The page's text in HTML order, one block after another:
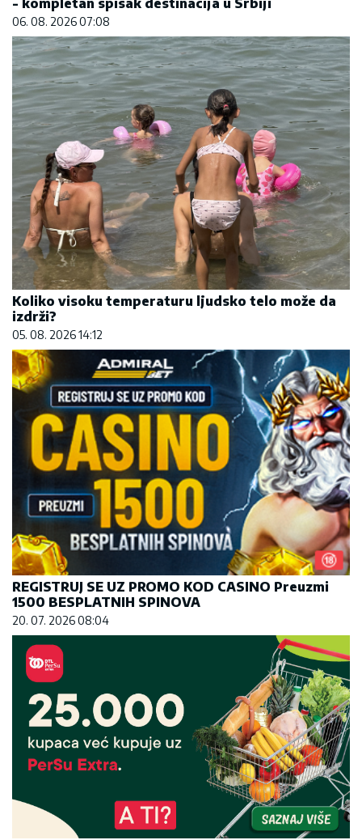
06. 08. 2026 07:08
Koliko visoku temperaturu ljudsko telo može da
izdrži?
05. 08. 2026 14:12
REGISTRUJ SE UZ PROMO KOD CASINO Preuzmi
1500 BESPLATNIH SPINOVA
20. 07. 2026 08:04